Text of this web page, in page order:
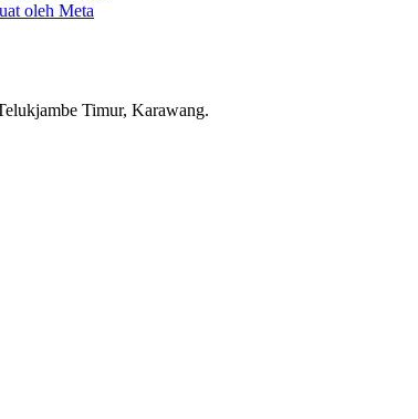
oleh Meta
Timur, Karawang.